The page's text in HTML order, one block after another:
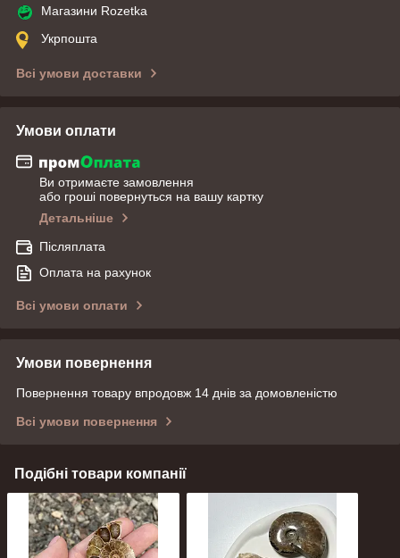
Магазини Rozetka
Укрпошта
Всі умови доставки
Умови оплати
Ви отримаєте замовлення
або гроші повернуться на вашу картку
Детальніше
Післяплата
Оплата на рахунок
Всі умови оплати
Умови повернення
Повернення товару впродовж 14 днів за домовленістю
Всі умови повернення
Подібні товари компанії